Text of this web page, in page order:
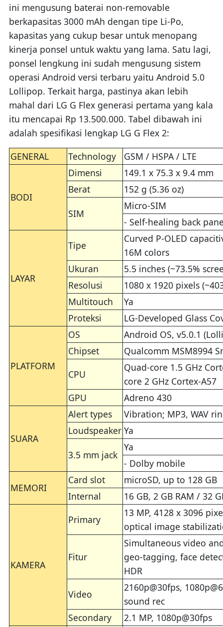
ini mengusung baterai non-removable
berkapasitas 3000 mAh dengan tipe Li-Po,
kapasitas yang cukup besar untuk menopang
kinerja ponsel untuk waktu yang lama. Satu lagi,
ponsel lengkung ini sudah mengusung sistem
operasi Android versi terbaru yaitu Android 5.0
Lollipop. Terkait harga, pastinya akan lebih
mahal dari LG G Flex generasi pertama yang kala
itu mencapai Rp 13.500.000. Tabel dibawah ini
adalah spesifikasi lengkap LG G Flex 2:
GENERAL Technology GSM / HSPA / LTE
BODI
Dimensi
149.1 x 75.3 x 9.4 mm
Berat
152 g (5.36 oz)
SIM
Micro-SIM
- Self-healing back
LAYAR
Tipe
Curved P-OLED
16M colors
Ukuran
5.5 inches (~73.5%
Resolusi
1080 x 1920 pixels
Multitouch
Ya
Proteksi
LG-Developed Glass
PLATFORM
OS
Android OS, v5.0.1
Chipset
Qualcomm MSM8994
CPU
Quad-core 1.5 GHz
core 2 GHz Cortex-A57
GPU
Adreno 430
SUARA
Alert types
Vibration; MP3, WAV
Loudspeaker Ya
3.5 mm jack
Ya
- Dolby mobile
MEMORI
Card slot
microSD, up to 128 GB
Internal
16 GB, 2 GB RAM / 32
KAMERA
Primary
13 MP, 4128 x 3096
optical image
Fitur
Simultaneous video
geo-tagging, face
HDR
Video
2160p@30fps,
sound rec
Secondary
2.1 MP, 1080p@30fps